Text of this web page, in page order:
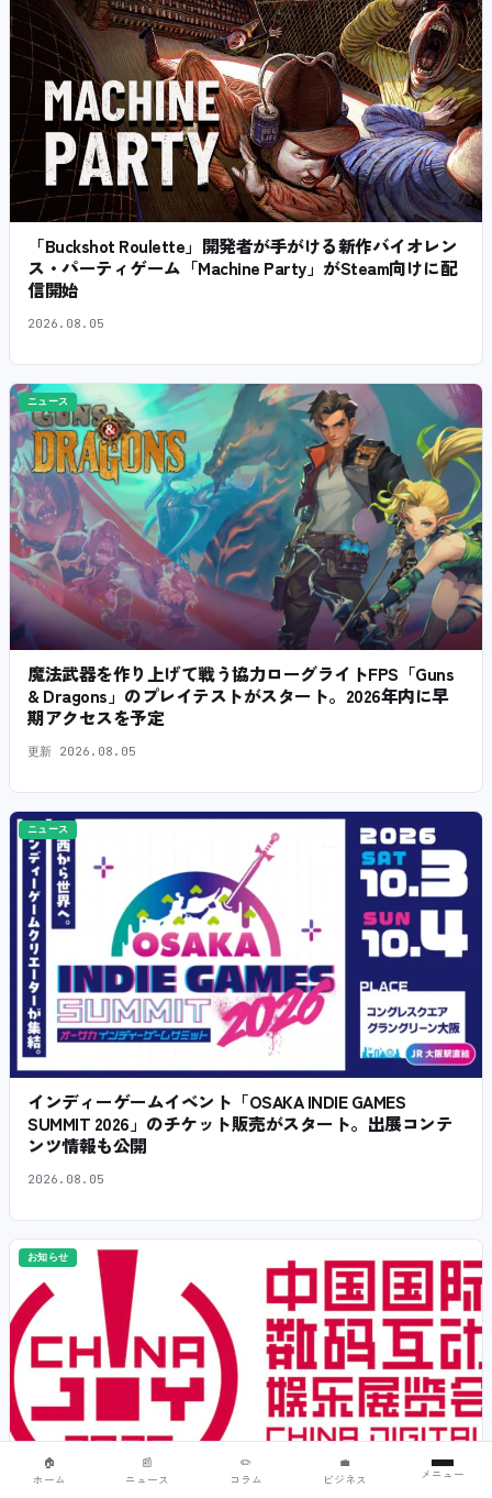
「Buckshot Roulette」開発者が手がける新作バイオレン
ス・パーティゲーム「Machine Party」がSteam向けに配
信開始
2026.08.05
ニュース
魔法武器を作り上げて戦う協力ローグライトFPS「Guns
& Dragons」のプレイテストがスタート。2026年内に早
期アクセスを予定
更新 2026.08.05
ニュース
インディーゲームイベント「OSAKA INDIE GAMES
SUMMIT 2026」のチケット販売がスタート。出展コンテ
ンツ情報も公開
2026.08.05
お知らせ
🏠
ホーム
📰
ニュース
✏️
コラム
💼
ビジネス
メニュー